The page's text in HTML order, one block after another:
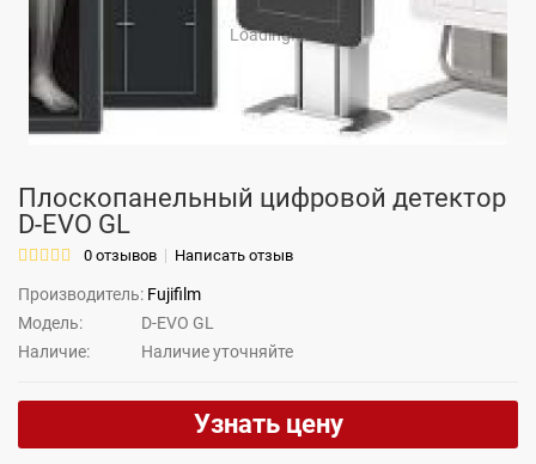
Loading...
Плоскопанельный цифровой детектор
D-EVO GL
0 отзывов Написать отзыв
Производитель: Fujifilm
Модель:
D-EVO GL
Наличие:
Hаличие уточняйте
Узнать цену